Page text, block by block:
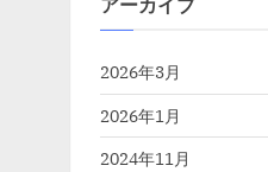
2026年3月
2026年1月
2024年11月